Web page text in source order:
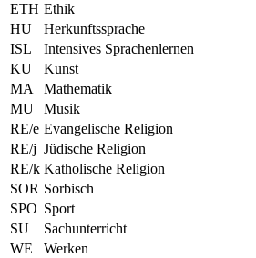
ETH Ethik
HU
Herkunftssprache
ISL
Intensives Sprachenlernen
KU
Kunst
MA
Mathematik
MU
Musik
RE/e Evangelische Religion
RE/j Jüdische Religion
RE/k Katholische Religion
SOR Sorbisch
SPO Sport
SU
Sachunterricht
WE
Werken